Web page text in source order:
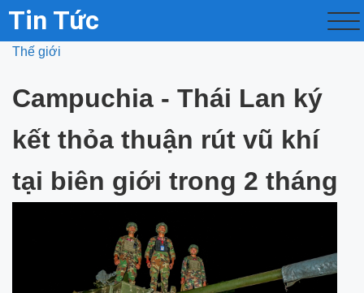
Tin Tức
Thế giới
Campuchia - Thái Lan ký
kết thỏa thuận rút vũ khí
tại biên giới trong 2 tháng